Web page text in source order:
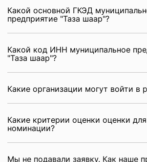
Какой основной ГКЭД
предприятие "Таза шаар"?
Какой код ИНН муниципальное
"Таза шаар"?
Какие организации могут войти в
Какие критерии оценки оценки
номинации?
Мы не подавали заявку. Как наше